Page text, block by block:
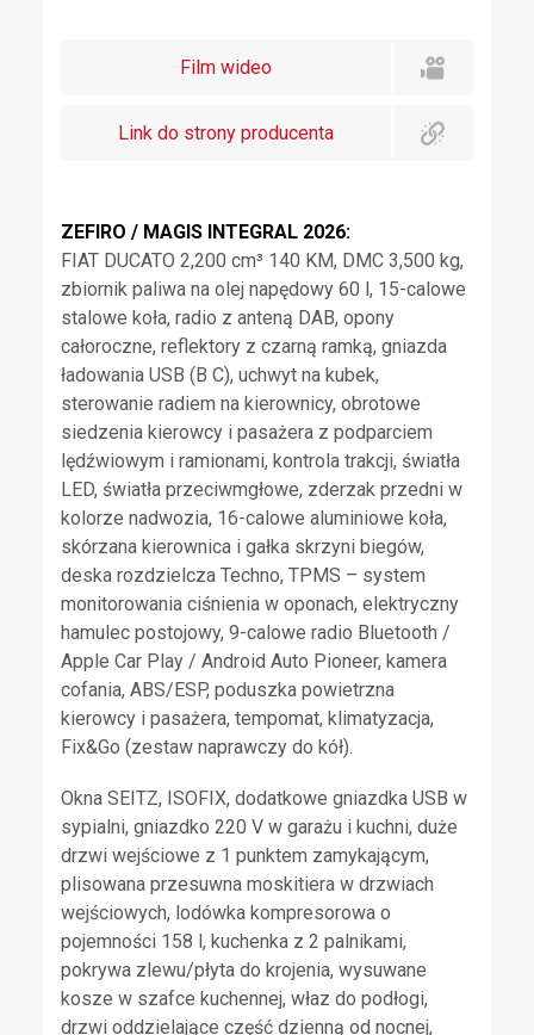
Film wideo
Link do strony producenta
ZEFIRO / MAGIS INTEGRAL 2026:
FIAT DUCATO 2,200 cm³ 140 KM, DMC 3,500 kg,
zbiornik paliwa na olej napędowy 60 l, 15-calowe
stalowe koła, radio z anteną DAB, opony
całoroczne, reflektory z czarną ramką, gniazda
ładowania USB (B C), uchwyt na kubek,
sterowanie radiem na kierownicy, obrotowe
siedzenia kierowcy i pasażera z podparciem
lędźwiowym i ramionami, kontrola trakcji, światła
LED, światła przeciwmgłowe, zderzak przedni w
kolorze nadwozia, 16-calowe aluminiowe koła,
skórzana kierownica i gałka skrzyni biegów,
deska rozdzielcza Techno, TPMS – system
monitorowania ciśnienia w oponach, elektryczny
hamulec postojowy, 9-calowe radio Bluetooth /
Apple Car Play / Android Auto Pioneer, kamera
cofania, ABS/ESP, poduszka powietrzna
kierowcy i pasażera, tempomat, klimatyzacja,
Fix&Go (zestaw naprawczy do kół).
Okna SEITZ, ISOFIX, dodatkowe gniazdka USB w
sypialni, gniazdko 220 V w garażu i kuchni, duże
drzwi wejściowe z 1 punktem zamykającym,
plisowana przesuwna moskitiera w drzwiach
wejściowych, lodówka kompresorowa o
pojemności 158 l, kuchenka z 2 palnikami,
pokrywa zlewu/płyta do krojenia, wysuwane
kosze w szafce kuchennej, właz do podłogi,
drzwi oddzielające część dzienną od nocnej,